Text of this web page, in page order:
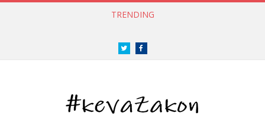
TRENDING
Twitter